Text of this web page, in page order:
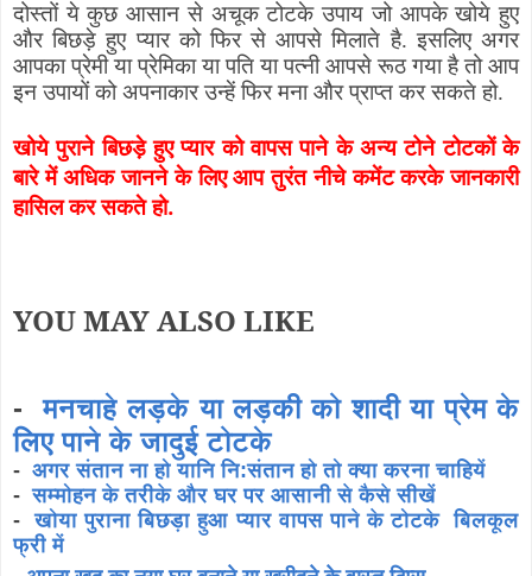
दोस्तों ये कुछ आसान से अचूक टोटके उपाय जो आपके खोये हुए
और बिछड़े हुए प्यार को फिर से आपसे मिलाते है. इसलिए अगर
आपका प्रेमी या प्रेमिका या पति या पत्नी आपसे रूठ गया है तो आप
इन उपायों को अपनाकार उन्हें फिर मना और प्राप्त कर सकते हो.
खोये पुराने बिछड़े हुए प्यार को वापस पाने के अन्य टोने टोटकों के
बारे में अधिक जानने के लिए आप तुरंत नीचे कमेंट करके जानकारी
हासिल कर सकते हो.
YOU MAY ALSO LIKE
-मनचाहे लड़के या लड़की को शादी या प्रेम के
लिए पाने के जादुई टोटके
- अगर संतान ना हो यानि नि:संतान हो तो क्या करना चाहियें
-सम्मोहन के तरीके और घर पर आसानी से कैसे सीखें
-खोया पुराना बिछड़ा हुआ प्यार वापस पाने के टोटके बिलकूल
फ्री में